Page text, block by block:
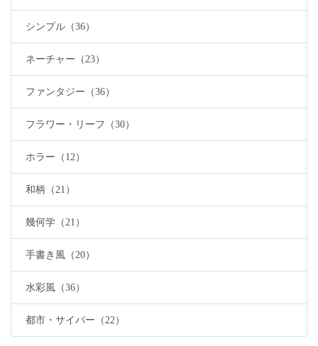
シンプル（36）
ネーチャー（23）
ファンタジー（36）
フラワー・リーフ（30）
ホラー（12）
和柄（21）
幾何学（21）
手書き風（20）
水彩風（36）
都市・サイバー（22）